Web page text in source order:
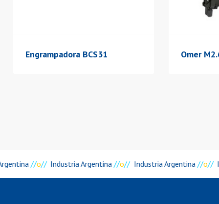
Engrampadora BCS31 Omer
//o// Industria Argentina //o// Industria Argentina //o//